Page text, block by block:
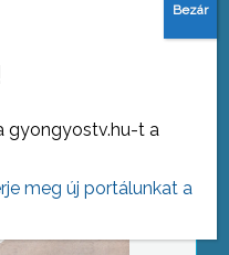
terepen is
gyongyostv.hu-t a
meg új portálunkat a